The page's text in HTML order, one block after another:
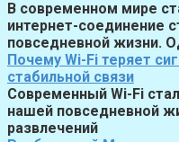
В современном мире
интернет-соединение
повседневной жизни.
Почему Wi-Fi теряет
стабильной связи
Современный Wi-Fi
нашей повседневной
развлечений